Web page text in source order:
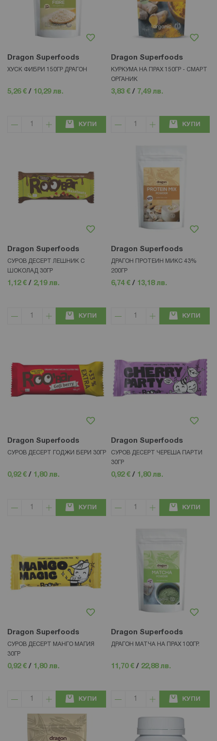
Dragon Superfoods
ХУСК ФИБРИ 150ГР ДРАГОН
5,26 € / 10,29 лв.
КУПИ
Dragon Superfoods
КУРКУМА НА ПРАХ 150ГР - СМАРТ
ОРГАНИК
3,83 € / 7,49 лв.
КУПИ
Dragon Superfoods
СУРОВ ДЕСЕРТ ЛЕШНИК С
ШОКОЛАД 30ГР
1,12 € / 2,19 лв.
КУПИ
Dragon Superfoods
ДРАГОН ПРОТЕИН МИКС 43%
200ГР
6,74 € / 13,18 лв.
КУПИ
Dragon Superfoods
СУРОВ ДЕСЕРТ ГОДЖИ БЕРИ 30ГР
0,92 € / 1,80 лв.
КУПИ
Dragon Superfoods
СУРОВ ДЕСЕРТ ЧЕРЕША ПАРТИ
30ГР
0,92 € / 1,80 лв.
КУПИ
Dragon Superfoods
СУРОВ ДЕСЕРТ МАНГО МАГИЯ
30ГР
0,92 € / 1,80 лв.
КУПИ
Dragon Superfoods
ДРАГОН МАТЧА НА ПРАХ 100ГР.
11,70 € / 22,88 лв.
КУПИ